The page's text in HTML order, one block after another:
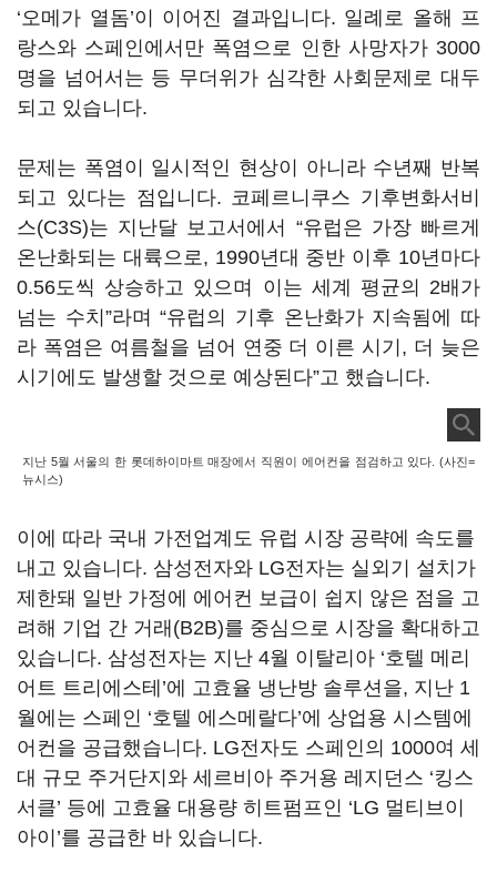
‘오메가 열돔’이 이어진 결과입니다. 일례로 올해 프
랑스와 스페인에서만 폭염으로 인한 사망자가 3000
명을 넘어서는 등 무더위가 심각한 사회문제로 대두
되고 있습니다.
문제는 폭염이 일시적인 현상이 아니라 수년째 반복
되고 있다는 점입니다. 코페르니쿠스 기후변화서비
스(C3S)는 지난달 보고서에서 “유럽은 가장 빠르게
온난화되는 대륙으로, 1990년대 중반 이후 10년마다
0.56도씩 상승하고 있으며 이는 세계 평균의 2배가
넘는 수치”라며 “유럽의 기후 온난화가 지속됨에 따
라 폭염은 여름철을 넘어 연중 더 이른 시기, 더 늦은
시기에도 발생할 것으로 예상된다”고 했습니다.
지난 5월 서울의 한 롯데하이마트 매장에서 직원이 에어컨을 점검하고 있다. (사진=
뉴시스)
이에 따라 국내 가전업계도 유럽 시장 공략에 속도를
내고 있습니다. 삼성전자와 LG전자는 실외기 설치가
제한돼 일반 가정에 에어컨 보급이 쉽지 않은 점을 고
려해 기업 간 거래(B2B)를 중심으로 시장을 확대하고
있습니다. 삼성전자는 지난 4월 이탈리아 ‘호텔 메리
어트 트리에스테’에 고효율 냉난방 솔루션을, 지난 1
월에는 스페인 ‘호텔 에스메랄다’에 상업용 시스템에
어컨을 공급했습니다. LG전자도 스페인의 1000여 세
대 규모 주거단지와 세르비아 주거용 레지던스 ‘킹스
서클’ 등에 고효율 대용량 히트펌프인 ‘LG 멀티브이
아이’를 공급한 바 있습니다.